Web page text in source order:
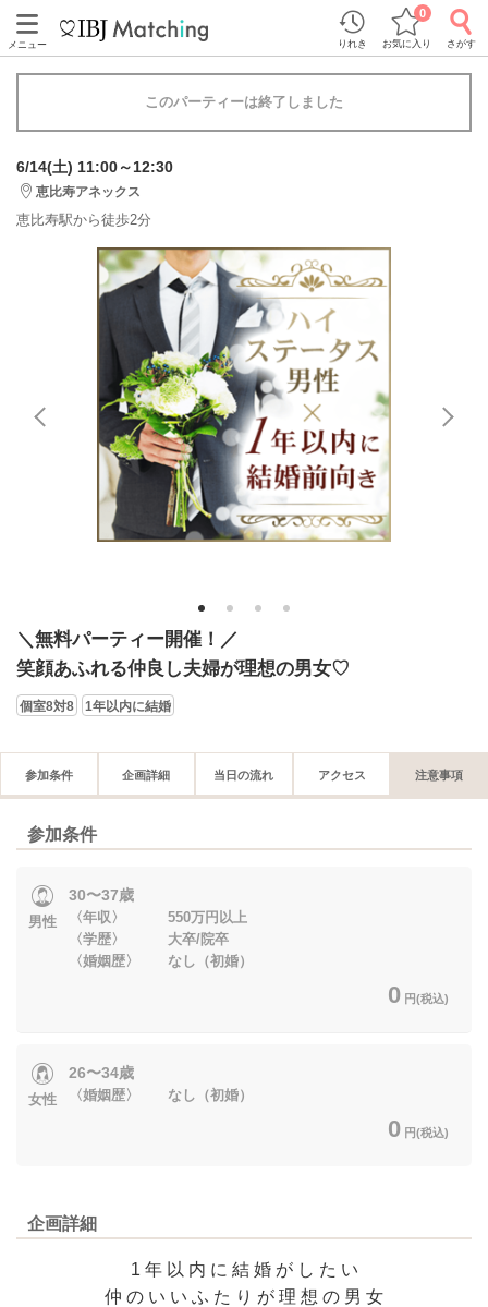
メニュー りれき お気に入り
0
さがす
このパーティーは終了しました
6/14(土) 11:00～12:30
恵比寿アネックス
恵比寿駅から徒歩2分
1 2 3 4
＼無料パーティー開催！／
笑顔あふれる仲良し夫婦が理想の男女♡
個室8対8 1年以内に結婚
参加条件 企画詳細 当日の流れ アクセス 注意事項
参加条件
男性
30〜37歳
〈年収〉 550万円以上
〈学歴〉 大卒/院卒
〈婚姻歴〉 なし（初婚）
0 円(税込)
女性
26〜34歳
〈婚姻歴〉 なし（初婚）
0 円(税込)
企画詳細
1 年 以 内 に 結 婚 が し た い
仲 の い い ふ た り が 理 想 の 男 女